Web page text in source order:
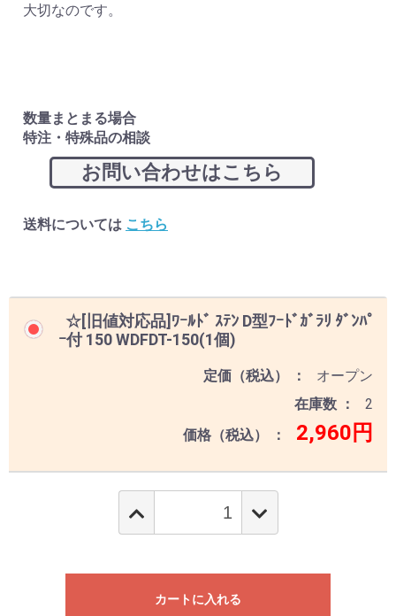
大切なのです。
数量まとまる場合
特注・特殊品の相談
お問い合わせはこちら
送料については こちら
☆[旧値対応品]ﾜｰﾙﾄﾞ ｽﾃﾝ D型ﾌｰﾄﾞｶﾞﾗﾘ ﾀﾞﾝﾊﾟ
ｰ付 150 WDFDT-150(1個)
定価（税込）
オープン
在庫数
2
価格（税込）
2,960円
カートに入れる